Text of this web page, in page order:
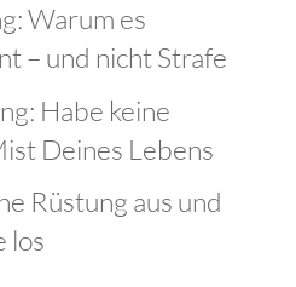
Warum es
– und nicht Strafe
Habe keine
Deines Lebens
Rüstung aus und
los